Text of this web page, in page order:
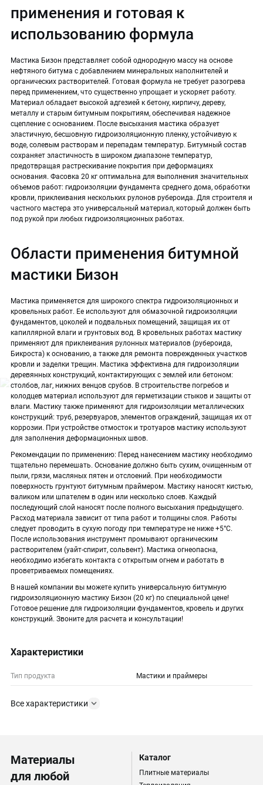
применения и готовая к
использованию формула
Мастика Бизон представляет собой однородную массу на основе
нефтяного битума с добавлением минеральных наполнителей и
органических растворителей. Готовая формула не требует разогрева
перед применением, что существенно упрощает и ускоряет работу.
Материал обладает высокой адгезией к бетону, кирпичу, дереву,
металлу и старым битумным покрытиям, обеспечивая надежное
сцепление с основанием. После высыхания мастика образует
эластичную, бесшовную гидроизоляционную пленку, устойчивую к
воде, солевым растворам и перепадам температур. Битумный состав
сохраняет эластичность в широком диапазоне температур,
предотвращая растрескивание покрытия при деформациях
основания. Фасовка 20 кг оптимальна для выполнения значительных
объемов работ: гидроизоляции фундамента среднего дома, обработки
кровли, приклеивания нескольких рулонов рубероида. Для строителя и
частного мастера это универсальный материал, который должен быть
под рукой при любых гидроизоляционных работах.
Области применения битумной
мастики Бизон
Мастика применяется для широкого спектра гидроизоляционных и
кровельных работ. Ее используют для обмазочной гидроизоляции
фундаментов, цоколей и подвальных помещений, защищая их от
капиллярной влаги и грунтовых вод. В кровельных работах мастику
применяют для приклеивания рулонных материалов (рубероида,
Бикроста) к основанию, а также для ремонта поврежденных участков
кровли и заделки трещин. Мастика эффективна для гидроизоляции
деревянных конструкций, контактирующих с землей или бетоном:
столбов, лаг, нижних венцов срубов. В строительстве погребов и
колодцев материал используют для герметизации стыков и защиты от
влаги. Мастику также применяют для гидроизоляции металлических
конструкций: труб, резервуаров, элементов ограждений, защищая их от
коррозии. При устройстве отмосток и тротуаров мастику используют
для заполнения деформационных швов.
Рекомендации по применению: Перед нанесением мастику необходимо
тщательно перемешать. Основание должно быть сухим, очищенным от
пыли, грязи, масляных пятен и отслоений. При необходимости
поверхность грунтуют битумным праймером. Мастику наносят кистью,
валиком или шпателем в один или несколько слоев. Каждый
последующий слой наносят после полного высыхания предыдущего.
Расход материала зависит от типа работ и толщины слоя. Работы
следует проводить в сухую погоду при температуре не ниже +5°C.
После использования инструмент промывают органическим
растворителем (уайт-спирит, сольвент). Мастика огнеопасна,
необходимо избегать контакта с открытым огнем и работать в
проветриваемых помещениях.
В нашей компании вы можете купить универсальную битумную
гидроизоляционную мастику Бизон (20 кг) по специальной цене!
Готовое решение для гидроизоляции фундаментов, кровель и других
конструкций. Звоните для расчета и консультации!
Характеристики
Тип продукта Мастики и праймеры
Все характеристики
Материалы
для любой
Каталог
Плитные материалы